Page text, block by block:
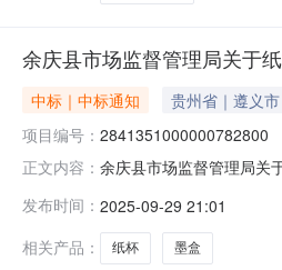
余庆县市场监督管理局关于
中标｜中标通知 贵州省｜遵义
项目编号： 2841351000000782800
正文内容： 余庆县市场监督管理局关
行政区划编码:520329项
发布时间： 2025-09-29 21:01
相关产品：
纸杯 墨盒